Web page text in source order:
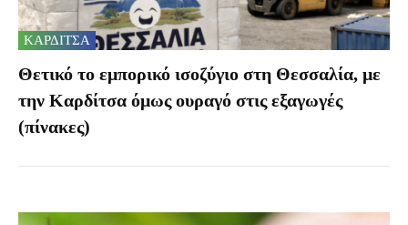
ΚΑΡΔΙΤΣΑ
Θετικό το εμπορικό ισοζύγιο στη Θεσσαλία, με
την Καρδίτσα όμως ουραγό στις εξαγωγές
(πίνακες)